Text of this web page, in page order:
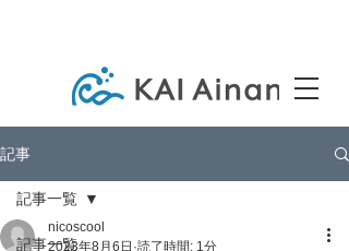
記事
記事一覧
記事一覧
nicoscool
2023年8月6日 読了時間: 1分